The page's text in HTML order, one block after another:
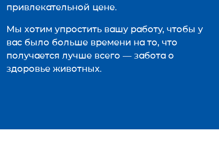
привлекательной цене.
Мы хотим упростить вашу работу, чтобы у
вас было больше времени на то, что
получается лучше всего — забота о
здоровье животных.